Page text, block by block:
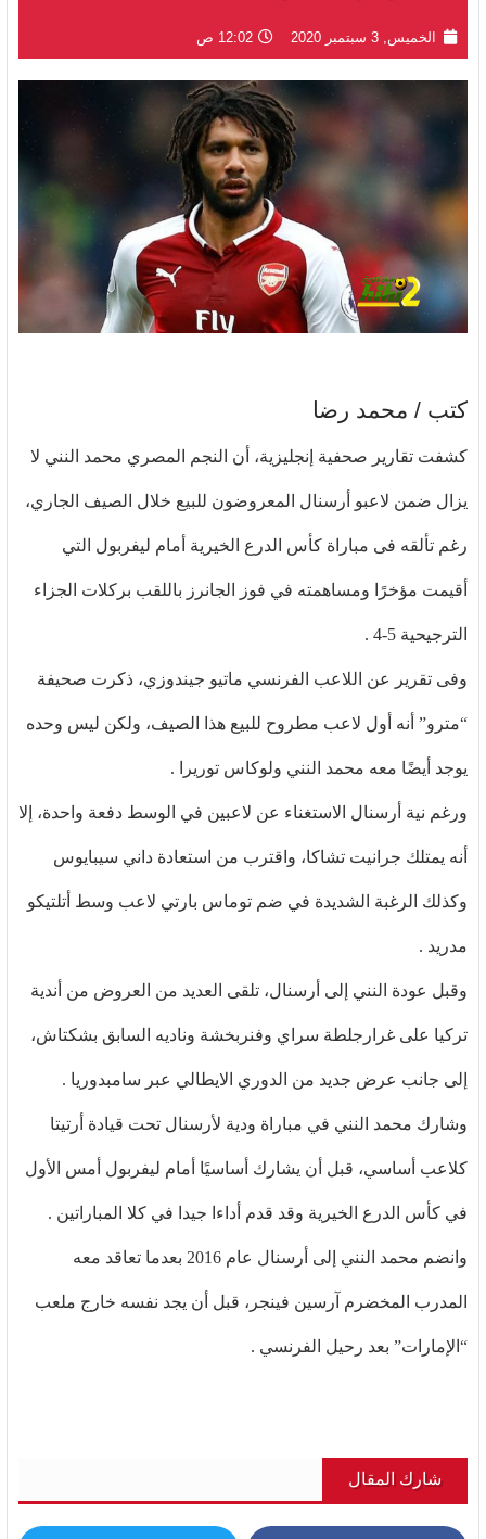
الخميس, 3 سبتمبر 2020 12:02 ص
كتب / محمد رضا
كشفت تقارير صحفية إنجليزية، أن النجم المصري محمد النني لا
يزال ضمن لاعبو أرسنال المعروضون للبيع خلال الصيف الجاري،
رغم تألقه فى مباراة كأس الدرع الخيرية أمام ليفربول التي
أقيمت مؤخرًا ومساهمته في فوز الجانرز باللقب بركلات الجزاء
الترجيحية 5-4 .
وفى تقرير عن اللاعب الفرنسي ماتيو جيندوزي، ذكرت صحيفة
“مترو” أنه أول لاعب مطروح للبيع هذا الصيف، ولكن ليس وحده
يوجد أيضًا معه محمد النني ولوكاس توريرا .
ورغم نية أرسنال الاستغناء عن لاعبين في الوسط دفعة واحدة، إلا
أنه يمتلك جرانيت تشاكا، واقترب من استعادة داني سيبايوس
وكذلك الرغبة الشديدة في ضم توماس بارتي لاعب وسط أتلتيكو
مدريد .
وقبل عودة النني إلى أرسنال، تلقى العديد من العروض من أندية
تركيا على غرارجلطة سراي وفنربخشة وناديه السابق بشكتاش،
إلى جانب عرض جديد من الدوري الايطالي عبر سامبدوريا .
وشارك محمد النني في مباراة ودية لأرسنال تحت قيادة أرتيتا
كلاعب أساسي، قبل أن يشارك أساسيًا أمام ليفربول أمس الأول
في كأس الدرع الخيرية وقد قدم أداءا جيدا في كلا المباراتين .
وانضم محمد النني إلى أرسنال عام 2016 بعدما تعاقد معه
المدرب المخضرم آرسين فينجر، قبل أن يجد نفسه خارج ملعب
“الإمارات” بعد رحيل الفرنسي .
شارك المقال